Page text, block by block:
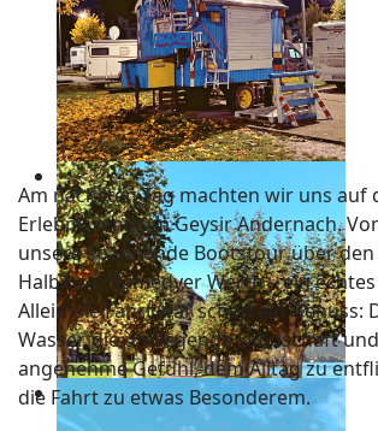
Am nächsten Tag machten wir uns auf
Erlebniszentrum Geysir Andernach.
unsere spannende Bootstour über
Halbinsel Namedyer Werth – ein
Allein die Fahrt war schon ein Genuss:
Wasser, die umliegende Landschaft
angenehme Gefühl, dem Alltag zu
die Fahrt zu etwas Besonderem.